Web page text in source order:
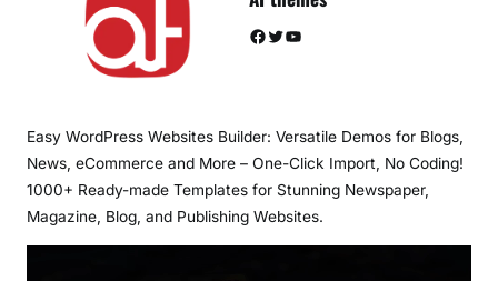
Facebook Twitter YouTube
Easy WordPress Websites Builder: Versatile Demos for Blogs,
News, eCommerce and More – One-Click Import, No Coding!
1000+ Ready-made Templates for Stunning Newspaper,
Magazine, Blog, and Publishing Websites.